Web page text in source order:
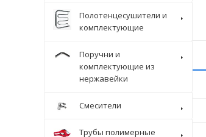
Полотенцесушители и
комплектующие
Поручни и
комплектующие из
нержавейки
Смесители
Трубы полимерные